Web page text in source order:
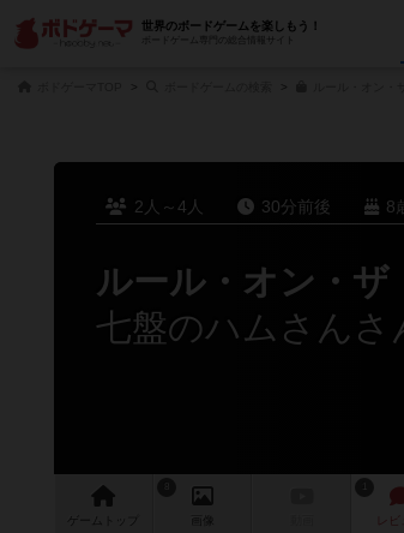
世界のボードゲームを楽しもう！
ボードゲーム専門の総合情報サイト
2人～4人 30分前後 8
ルール・オン・ザ
七盤のハムさんさ
ゲーム 画像 レビ